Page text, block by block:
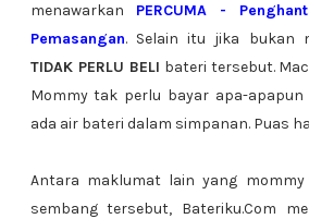
menawarkan PERCUMA -
Pemasangan. Selain itu jika bukan
TIDAK PERLU BELI bateri tersebut.
Mommy tak perlu bayar apa-apapun
ada air bateri dalam simpanan. Puas
Antara maklumat lain yang
sembang tersebut, Bateriku.Com